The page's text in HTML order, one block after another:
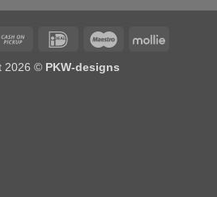
Cash
Pickup
IDeal Maestro Mollie
2026 © PKW-designs